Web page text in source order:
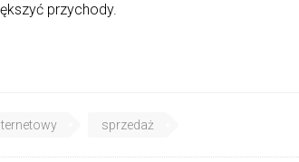
przychody.
sprzedaż